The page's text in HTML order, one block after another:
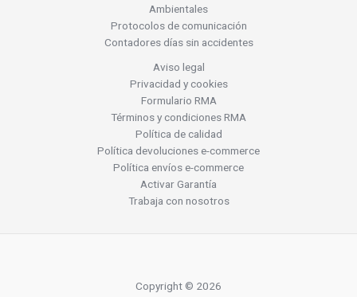
Ambientales
Protocolos de comunicación
Contadores días sin accidentes
Aviso legal
Privacidad y cookies
Formulario RMA
Términos y condiciones RMA
Política de calidad
Política devoluciones e-commerce
Política envíos e-commerce
Activar Garantía
Trabaja con nosotros
Copyright © 2026